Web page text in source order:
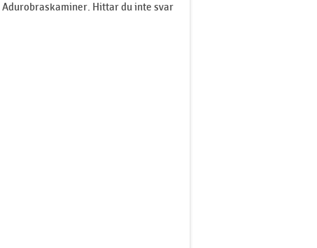
Hittar du inte svar